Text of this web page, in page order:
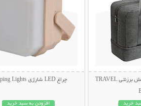
ساک مسافرتی لباس و کفش برزنتی TRAVEL
خرید
چراغ LED شارژی Camping Lights
افزودن به سبد خرید